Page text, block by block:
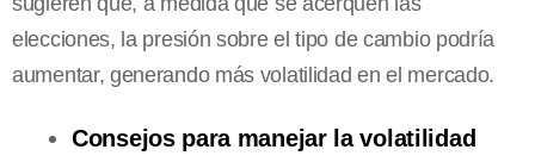
elecciones, la presión sobre el tipo de cambio podría
aumentar, generando más volatilidad en el mercado.
Consejos para manejar la volatilidad